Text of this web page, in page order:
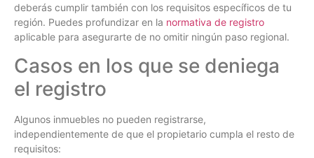
deberás cumplir también con los requisitos específicos de tu
región. Puedes profundizar en la normativa de registro
aplicable para asegurarte de no omitir ningún paso regional.
Casos en los que se deniega
el registro
Algunos inmuebles no pueden registrarse,
independientemente de que el propietario cumpla el resto de
requisitos: